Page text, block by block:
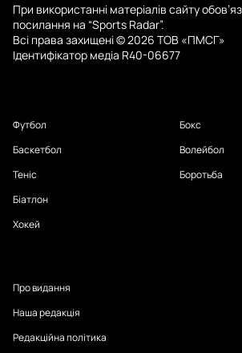
При використанні матеріалів сайту
посилання на “Sports Radar”.
Всі права захищені © 2026 ТОВ «ПМСГ»
Ідентифікатор медіа R40-06677
Футбол
Баскетбол
Теніс
Біатлон
Хокей
Бокс
Волейбол
Боротьба
Про видання
Наша редакція
Редакційна політика